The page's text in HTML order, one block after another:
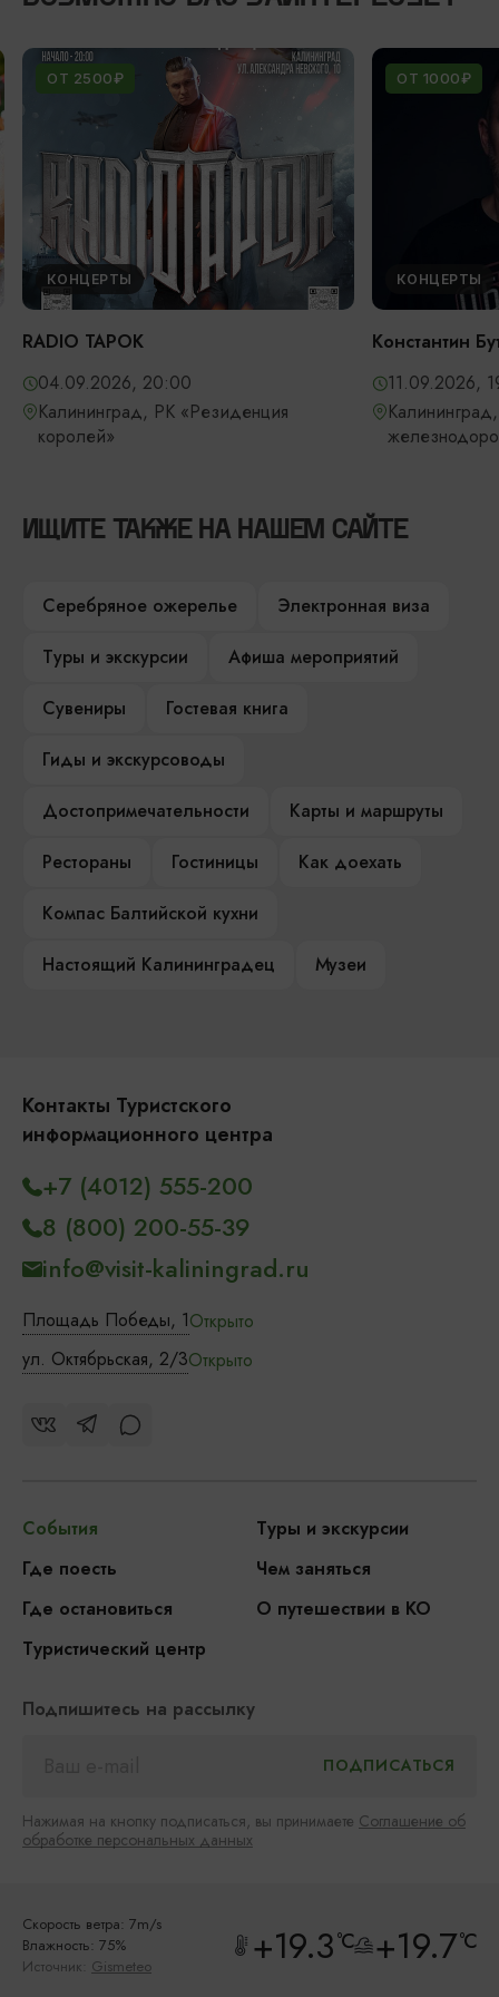
ОТ 2500₽
КОНЦЕРТЫ
RADIO TAPOK
04.09.2026, 20:00
Калининград, РК «Резиденция
королей»
ОТ 1000₽
КОНЦЕРТЫ
Константин
11.09.2026,
ИЩИТЕ ТАКЖЕ НА НАШЕМ САЙТЕ
Серебряное ожерелье
Электронная виза
Туры и экскурсии
Афиша мероприятий
Сувениры
Гостевая книга
Гиды и экскурсоводы
Достопримечательности
Карты и маршруты
Рестораны
Гостиницы
Как доехать
Компас Балтийской кухни
Настоящий Калининградец
Музеи
Контакты Туристского
информационного центра
Площадь Победы, 1Открыто
ул. Октябрьская, 2/3Открыто
+7 (4012) 555-200
8 (800) 200-55-39
info@visit-kaliningrad.ru
События
Туры и экскурсии
Где поесть
Чем заняться
Где остановиться
О путешествии в КО
Туристический центр
Подпишитесь на рассылку
Нажимая на кнопку подписаться, вы принимаете Соглашение об
обработке персональных данных
Скорость ветра: 7m/s
Влажность: 75%
Источник: Gismeteo +19.3°C +19.7°C